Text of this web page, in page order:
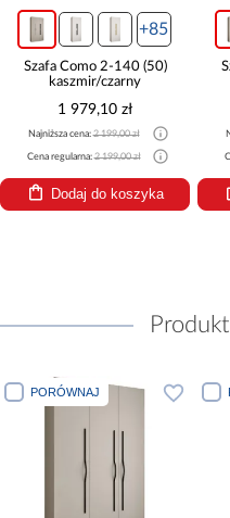
+85
Szafa Como 2-140 (50)
kaszmir/czarny
1 979,10 zł
Najniższa cena:2 199,00 zł
Cena regularna:2 199,00 zł
Dodaj do koszyka
PORÓWNAJ